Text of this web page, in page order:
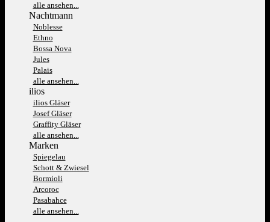
alle ansehen...
Nachtmann
Noblesse
Ethno
Bossa Nova
Jules
Palais
alle ansehen...
ilios
ilios Gläser
Josef Gläser
Graffity Gläser
alle ansehen...
Marken
Spiegelau
Schott & Zwiesel
Bormioli
Arcoroc
Pasabahce
alle ansehen...